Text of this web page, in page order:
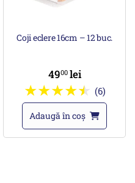
Coji eclere 16cm – 12 buc.
4900 lei
(6)
Adaugă în coș